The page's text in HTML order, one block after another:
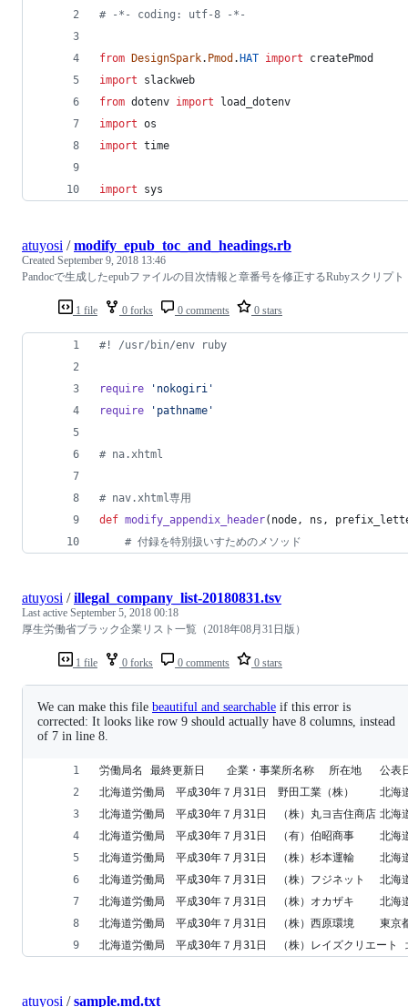
# -*- coding: utf-8 -*-
from DesignSpark. Pmod .HAT import
createPmod
import
slackweb
from dotenv import
load_dotenv
import os
import time
import sys
1 file 0 forks 0 comments 0 stars
atuyosi /modify_epub_toc_and_headings.rb
Created September 9, 2018 13:46
Pandocで生成したepubファイルの目次情報と章番号を修正するRubyスクリプト
#! /usr/bin/env ruby
require
'nokogiri'
require
'pathname'
# na.xhtml
# nav.xhtml専用
def modify_appendix_header( node, ns ,
# 付録を特別扱いすためのメソッド
1 file 0 forks 0 comments 0 stars
atuyosi /illegal_company_list-20180831.tsv
Last active September 5, 2018 00:18
厚生労働省ブラック企業リスト一覧（2018年08月31日版）
We can make this file beautiful and searchable if this error is
corrected: It looks like row 9 should actually have 8 columns, instead
of 7 in line 8.
atuyosi /sample.md.txt